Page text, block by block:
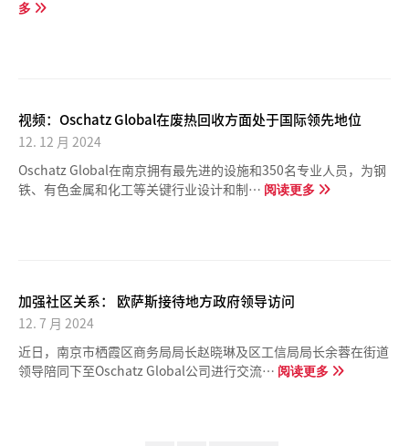
多
视频：Oschatz Global在废热回收方面处于国际领先地位
12. 12 月 2024
Oschatz Global在南京拥有最先进的设施和350名专业人员，为钢
铁、有色金属和化工等关键行业设计和制… 阅读更多
加强社区关系： 欧萨斯接待地方政府领导访问
12. 7 月 2024
近日，南京市栖霞区商务局局长赵晓琳及区工信局局长余蓉在街道
领导陪同下至Oschatz Global公司进行交流… 阅读更多